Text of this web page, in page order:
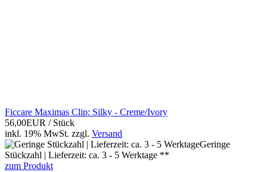
Ficcare Maximas Clip: Silky - Creme/Ivory
56,00EUR / Stück
inkl. 19% MwSt. zzgl. Versand
Geringe
Stückzahl | Lieferzeit: ca. 3 - 5 Werktage **
zum Produkt